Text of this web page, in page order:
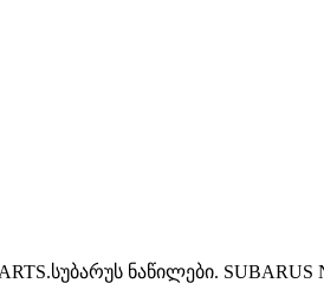
ნაწილები. SUBARUS